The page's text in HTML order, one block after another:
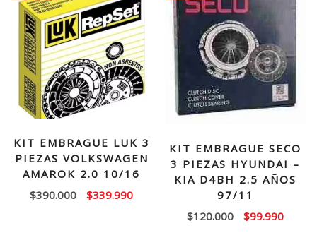
KIT EMBRAGUE LUK 3
PIEZAS VOLKSWAGEN
AMAROK 2.0 10/16
$390.000
El
$339.990El
KIT EMBRAGUE SECO
3 PIEZAS HYUNDAI –
KIA D4BH 2.5 AÑOS
97/11
$120.000
El
$99.990El